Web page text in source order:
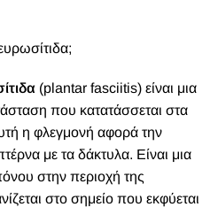
(plantar fasciitis) είναι μια
που κατατάσσεται στα
η φλεγμονή αφορά την
με τα δάκτυλα. Είναι μια
στην περιοχή της
στο σημείο που εκφύεται